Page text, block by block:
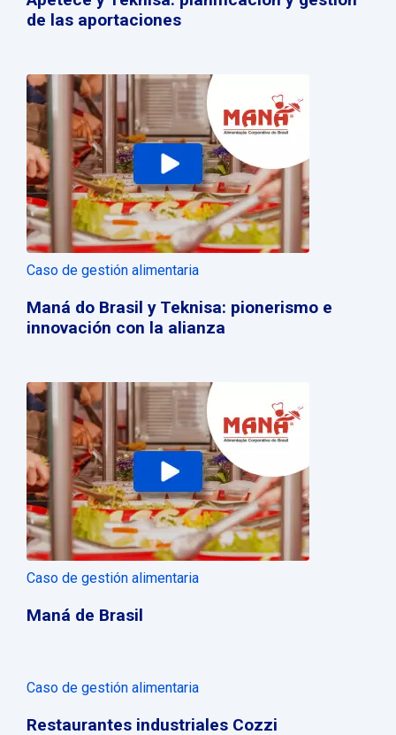
de las aportaciones
Caso de gestión alimentaria
Maná do Brasil y Teknisa: pionerismo e
innovación con la alianza
Caso de gestión alimentaria
Maná de Brasil
Caso de gestión alimentaria
Restaurantes industriales Cozzi